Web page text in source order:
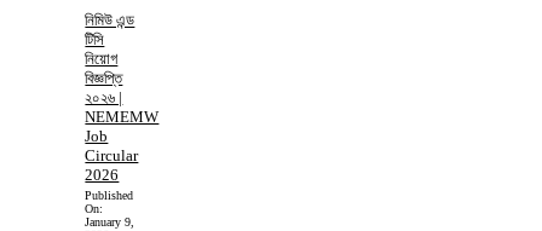
নিমিউ এন্ড
টিসি
নিয়োগ
বিজ্ঞপ্তি
২০২৬ |
NEMEMW
Job
Circular
2026
Published
On:
January 9,